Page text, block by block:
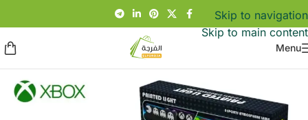
Skip to navigation
Skip to main content
Menu